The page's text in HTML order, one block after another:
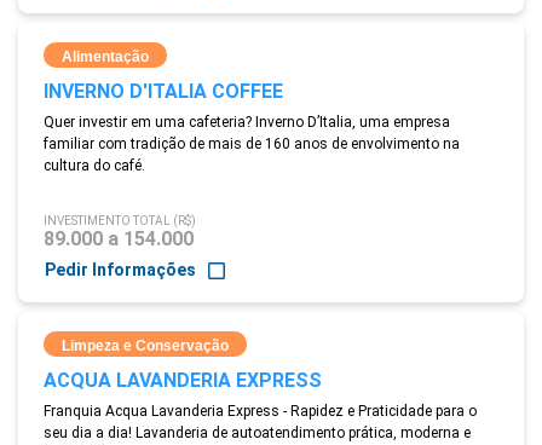
Alimentação
INVERNO D'ITALIA COFFEE
Quer investir em uma cafeteria? Inverno D’Italia, uma empresa
familiar com tradição de mais de 160 anos de envolvimento na
cultura do café.
INVESTIMENTO TOTAL (R$)
89.000 a 154.000
Pedir Informações
Limpeza e Conservação
ACQUA LAVANDERIA EXPRESS
Franquia Acqua Lavanderia Express - Rapidez e Praticidade para o
seu dia a dia! Lavanderia de autoatendimento prática, moderna e